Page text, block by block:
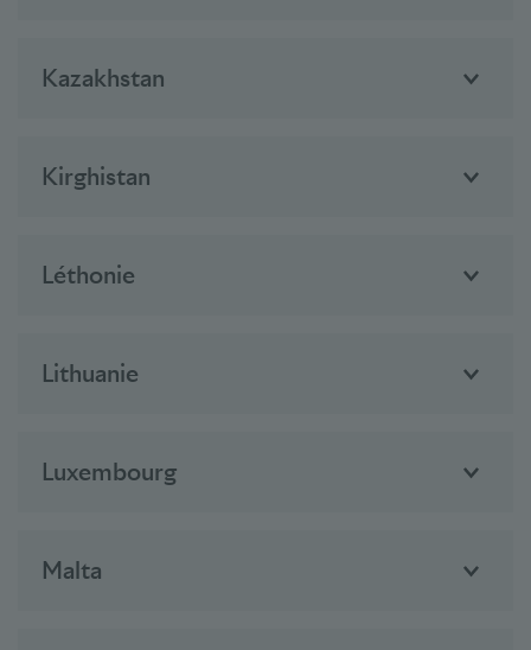
Kazakhstan
Kirghistan
Léthonie
Lithuanie
Luxembourg
Malta